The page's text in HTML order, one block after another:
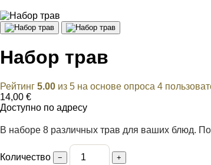
Набор трав
Рейтинг 5.00 из 5 на основе опроса 4
14,00 €
Доступно по адресу
В наборе 8 различных трав для ваших блюд.
Количество − +